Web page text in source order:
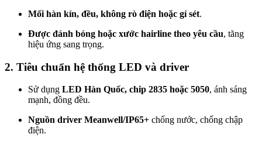
Mối hàn kín, đều, không rò điện hoặc gỉ sét.
Được đánh bóng hoặc xước hairline theo yêu cầu, tăng
hiệu ứng sang trọng.
2. Tiêu chuẩn hệ thống LED và driver
Sử dụng LED Hàn Quốc, chip 2835 hoặc 5050, ánh sáng
mạnh, đồng đều.
Nguồn driver Meanwell/IP65+ chống nước, chống chập
điện.